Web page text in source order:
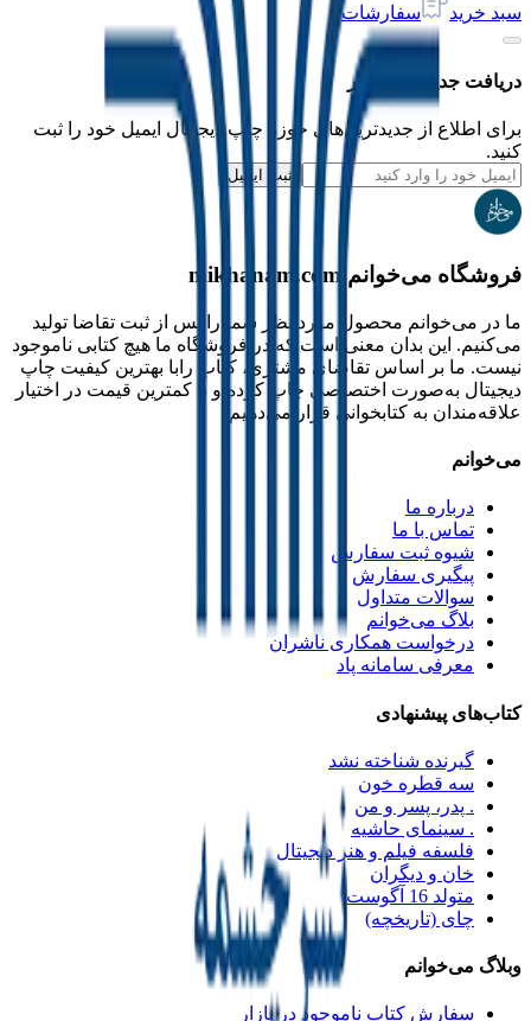
سبد خرید سفارشات
دریافت جدیدترین‌ اخبار
برای اطلاع از جدیدترین‌های حوزه چاپ دیجیتال ایمیل خود را ثبت
کنید.
ثبت ایمیل
فروشگاه می‌خوانم mikhanam.com
ما در می‌خوانم محصول مورد نظر شما را پس از ثبت تقاضا تولید
می‌کنیم. این بدان معنی است که در فروشگاه ما هیچ کتابی ناموجود
نیست. ما بر اساس تقاضای مشتری، کتاب رابا بهترین کیفیت چاپ
دیجیتال به‌صورت اختصاصی چاپ کرده و با کمترین قیمت در اختیار
علاقه‌مندان به کتابخوانی قرار می‌دهیم.
می‌خوانم
درباره ما
تماس با ما
شیوه ثبت سفارش
پیگیری سفارش
سوالات متداول
بلاگ می‌خوانم
درخواست همکاری ناشران
معرفی سامانه پاد
کتاب‌های پیشنهادی
گیرنده شناخته نشد
سه قطره خون
. پدر، پسر و من
. سینمای حاشیه
فلسفه فیلم و هنر دیجیتال
خان و دیگران
متولد 16 آگوست
چای (تاریخچه)
وبلاگ می‌خوانم
سفارش کتاب ناموجود در بازار